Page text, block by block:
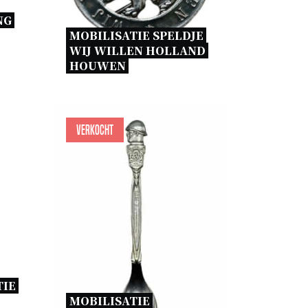
MOBILISATIE SPELDJE
WIJ WILLEN HOLLAND
HOUWEN
Verkocht
MOBILISATIE